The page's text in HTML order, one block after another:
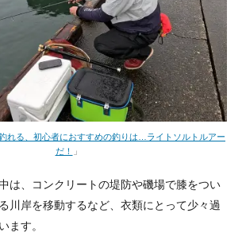
れる、初心者におすすめの釣りは…ライトソルトルアー
だ！
」
は、コンクリートの堤防や磯場で膝をつい
川岸を移動するなど、衣類にとって少々過
ます。